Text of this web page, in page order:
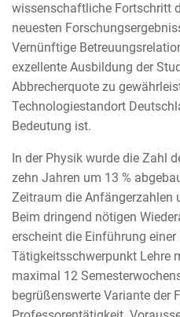
wissenschaftliche Fortschritt
neuesten
Vernünftige
exzellente Ausbildung der
Abbrecherquote zu
Technologiestandort
Bedeutung ist.
In der Physik wurde die Zahl
zehn Jahren um 13 %
Zeitraum die Anfängerzahlen
Beim dringend nötigen
erscheint die Einführung
Tätigkeitsschwerpunkt Lehre
maximal 12
begrüßenswerte Variante der